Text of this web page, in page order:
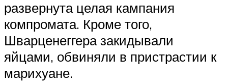
развернута целая кампания
компромата. Кроме того,
Шварценеггера закидывали
яйцами, обвиняли в пристрастии к
марихуане.